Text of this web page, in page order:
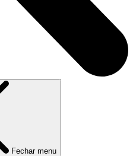
Fechar menu